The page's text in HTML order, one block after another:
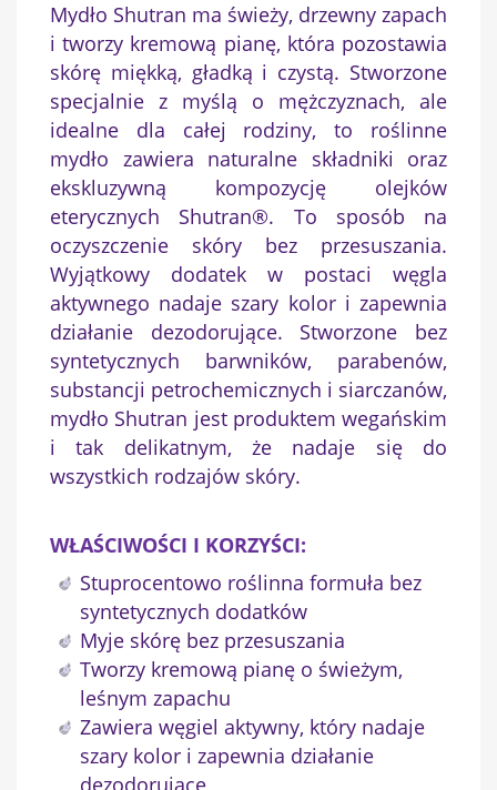
Mydło Shutran ma świeży, drzewny zapach
i tworzy kremową pianę, która pozostawia
skórę miękką, gładką i czystą. Stworzone
specjalnie z myślą o mężczyznach, ale
idealne dla całej rodziny, to roślinne
mydło zawiera naturalne składniki oraz
ekskluzywną kompozycję olejków
eterycznych Shutran®. To sposób na
oczyszczenie skóry bez przesuszania.
Wyjątkowy dodatek w postaci węgla
aktywnego nadaje szary kolor i zapewnia
działanie dezodorujące. Stworzone bez
syntetycznych barwników, parabenów,
substancji petrochemicznych i siarczanów,
mydło Shutran jest produktem wegańskim
i tak delikatnym, że nadaje się do
wszystkich rodzajów skóry.
WŁAŚCIWOŚCI I KORZYŚCI:
Stuprocentowo roślinna formuła bez
syntetycznych dodatków
Myje skórę bez przesuszania
Tworzy kremową pianę o świeżym,
leśnym zapachu
Zawiera węgiel aktywny, który nadaje
szary kolor i zapewnia działanie
Utwórz listę życzeń